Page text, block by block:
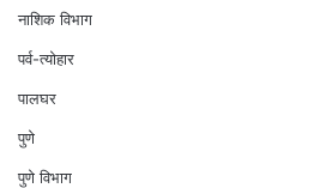
नाशिक विभाग
पर्व-त्योहार
पालघर
पुणे
पुणे विभाग